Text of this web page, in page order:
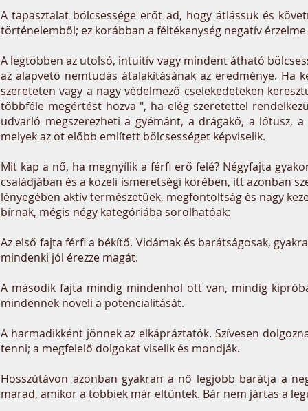
A tapasztalat bölcsessége erőt ad, hogy átlássuk és
történelemből; ez korábban a féltékenység negatív
A legtöbben az utolsó, intuitív vagy mindent átható
az alapvető nemtudás átalakításának az eredménye. Ha
szereteten vagy a nagy védelmező cselekedeteken
többféle megértést hozva ", ha elég szeretettel
udvarló megszerezheti a gyémánt, a drágakő, a lótusz,
melyek az öt előbb említett bölcsességet képviselik.
Mit kap a nő, ha megnyílik a férfi erő felé? Négyfajta
családjában és a közeli ismeretségi körében, itt azonban
lényegében aktív természetűek, megfontoltság és nagy
bírnak, mégis négy kategóriába sorolhatóak:
Az első fajta férfi a békítő. Vidámak és barátságosak,
mindenki jól érezze magát.
A második fajta mindig mindenhol ott van, mindig
mindennek növeli a potencialitását.
A harmadikként jönnek az elkápráztatók. Szívesen
tenni; a megfelelő dolgokat viselik és mondják.
Hosszútávon azonban gyakran a nő legjobb barátja a
marad, amikor a többiek már eltűntek. Bár nem jártas a